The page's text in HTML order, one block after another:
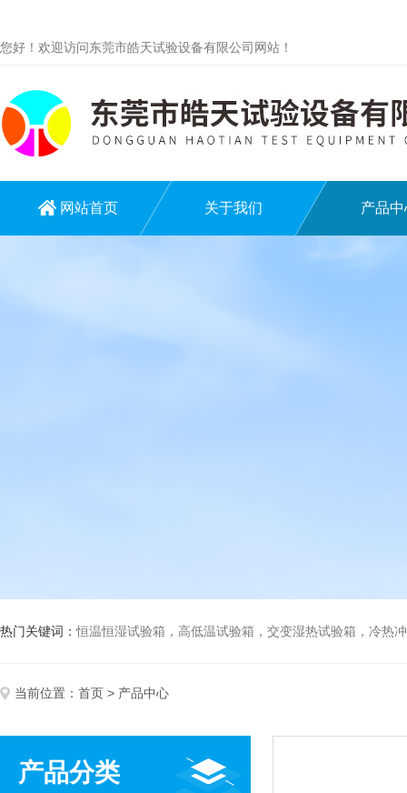
您好！欢迎访问东莞市皓天试验设备有限公司网站！
网站首页 关于我们 产品中
热门关键词：恒温恒湿试验箱，高低温试验箱，交变湿热试验箱，冷热冲击试验
当前位置： 首页 > 产品中心
产品分类